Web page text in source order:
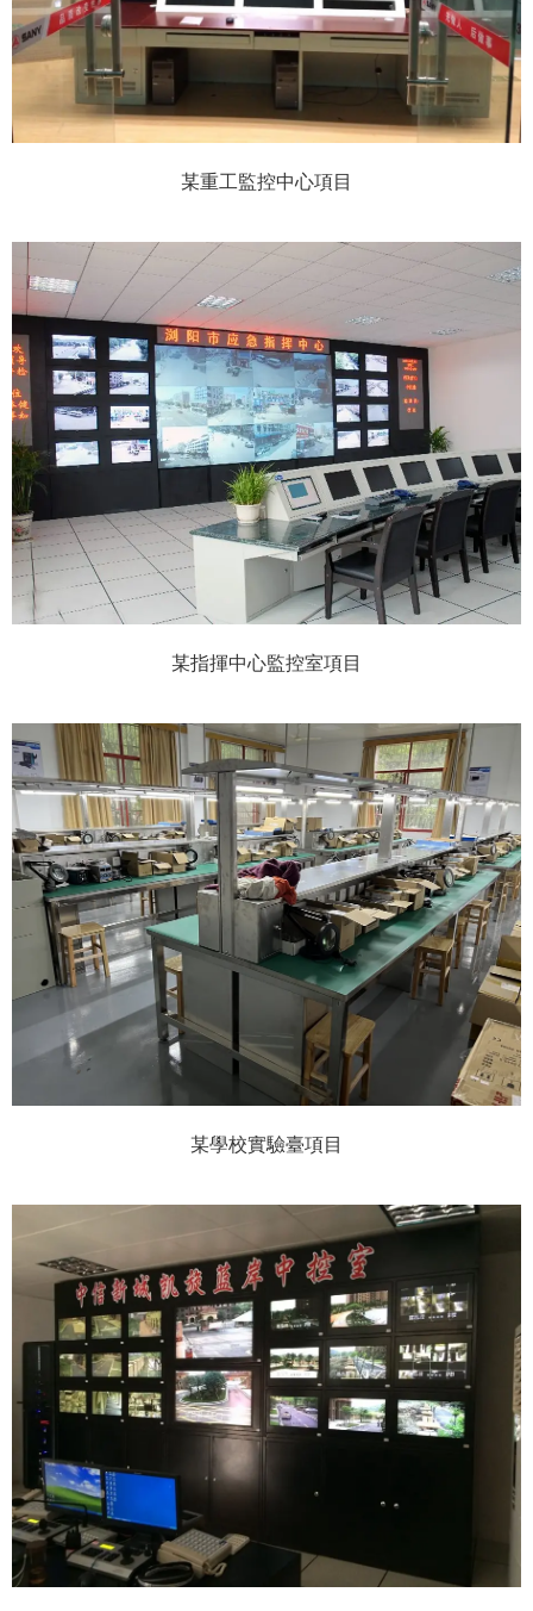
某重工監控中心項目
某指揮中心監控室項目
某學校實驗臺項目